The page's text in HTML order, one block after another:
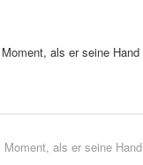
als er seine Hand
als er seine Hand